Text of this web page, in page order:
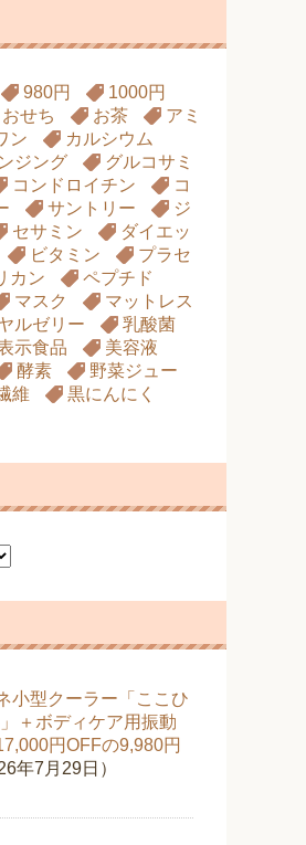
980円
1000円
おせち お茶
アミ
ン
カルシウム
ジング
グルコサミ
コンドロイチン
コ
サントリー
ジ
セサミン
ダイエッ
ビタミン
プラセ
カン
ペプチド
マスク
マットレス
ルゼリー
乳酸菌
示食品
美容液
酵素
野菜ジュー
維
黒にんにく
小型クーラー「ここひ
＋ボディケア用振動
円OFFの9,980円
年7月29日）